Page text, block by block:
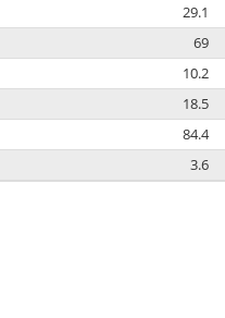
29.1
69
10.2
18.5
84.4
3.6